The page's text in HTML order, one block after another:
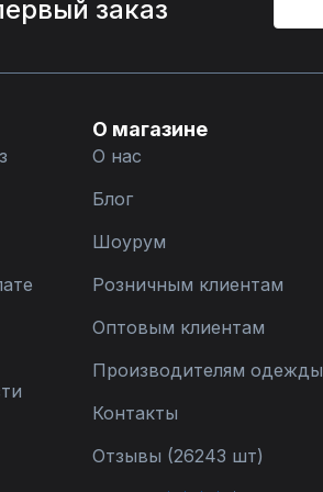
заказ
О магазине
О нас
Блог
Шоурум
Розничным клиентам
Оптовым клиентам
Производителям одежды
Контакты
Отзывы (26243 шт)